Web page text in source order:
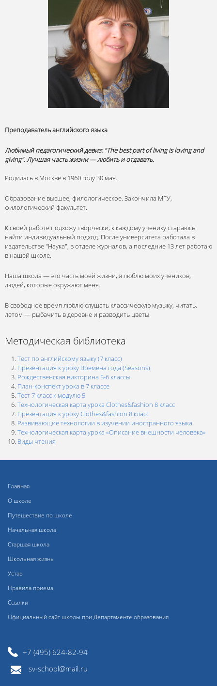
Преподаватель английского языка
Любимый педагогический девиз: "The best part of living is loving and
giving". Лучшая часть жизни — любить и отдавать.
Родилась в Москве в 1960 году 30 мая.
Образование высшее, филологическое. Закончила МГУ,
филологический факультет.
К своей работе подхожу творчески, к каждому ученику стараюсь
найти индивидуальный подход. После университета работала в
издательстве "Наука", в отделе журналов, а последние 13 лет работаю
в нашей школе.
Наша школа — это часть моей жизни, я люблю моих учеников,
людей, которые окружают меня.
В свободное время люблю слушать классическую музыку, читать,
летом — рыбачить в деревне и разводить цветы.
Методическая библиотека
Тест по английскому языку (7 класс)
Презентация к уроку Времена года (Seasons)
Рождественская викторина 5-6 классы
План-конспект урока в 7 классе
Тест 7 класс к модулю 5
Технологическая карта урока Clothes&fashion 8 класс
Презентация к уроку Clothes&fashion 8 класс
Развивающие технологии в изучении иностранного языка
Технологическая карта урока «Описание внешности человека»
Виды чтения
Главная
О школе
Путешествие по школе
Начальная школа
Старшая школа
Школьная жизнь
Устав
Правила приема
Ссылки
Официальный сайт школы при Департаменте образования
+7 (495) 624-82-94
sv-school@mail.ru